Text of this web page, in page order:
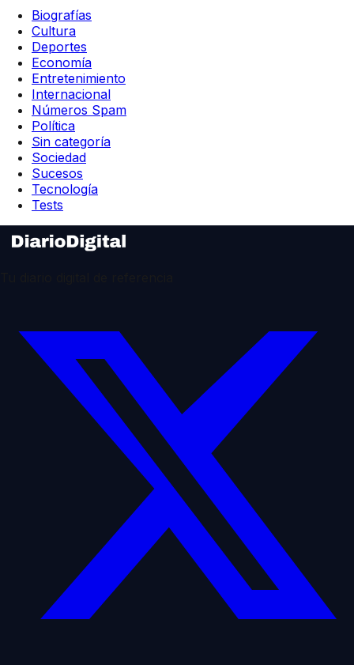
Biografías
Cultura
Deportes
Economía
Entretenimiento
Internacional
Números Spam
Política
Sin categoría
Sociedad
Sucesos
Tecnología
Tests